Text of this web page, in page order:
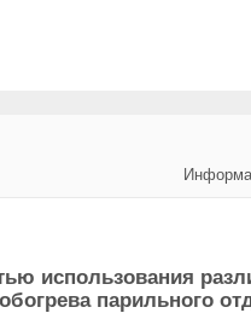
использования
парильного